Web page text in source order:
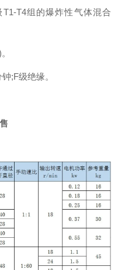
T4组的爆炸性气体混合
;F级绝缘。